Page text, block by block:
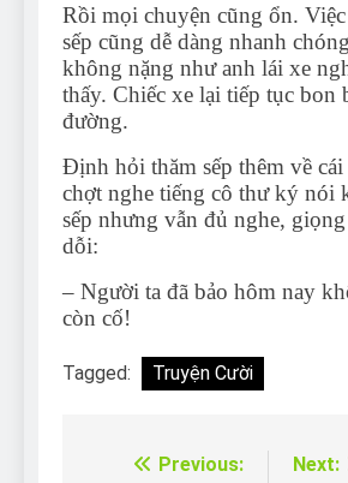
Rồi mọi chuyện cũng ổn. Việc
sếp cũng dễ dàng nhanh
không nặng như anh lái xe
thấy. Chiếc xe lại tiếp tục bon
đường.
Định hỏi thăm sếp thêm về
chợt nghe tiếng cô thư ký nói
sếp nhưng vẫn đủ nghe,
dỗi:
– Người ta đã bảo hôm nay
còn cố!
Tagged: Truyện Cười
Điều
Previous:
Next: